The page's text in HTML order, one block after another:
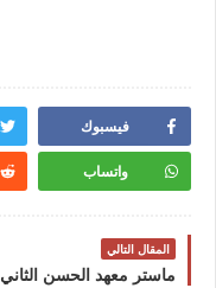
فيسبوك
واتساب
المقال التالي